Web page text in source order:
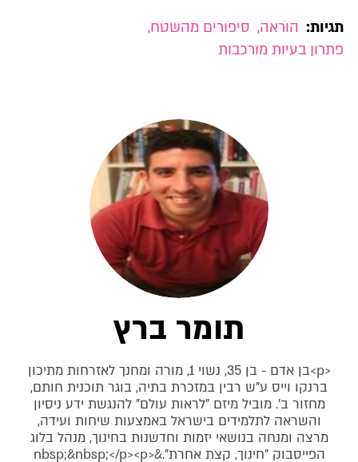
תגיות: הוראה, סיפורים מהשטח,
פתרון בעיות מורכבות
תומר ברץ
<p>בן אדם - בן 35, נשוי 1, מורה ומחנך לאזרחות מתיכון
ברנקו וייס ע"ש רבין במזכרת בתיה, בוגר תוכנית חותם,
מחזור ב'. מוביל מיזם "לראות עולם" להנגשת ידע ניסיון
והשראה לתלמידים בישראל באמצעות שיחות ועידה,
מרצה ומנחה בנושאי יזמות וחדשנות בחינוך, מנהל בלוג
הפייסבוק "חינוך, קצת אחרת".&nbsp;&nbsp;</p><p>